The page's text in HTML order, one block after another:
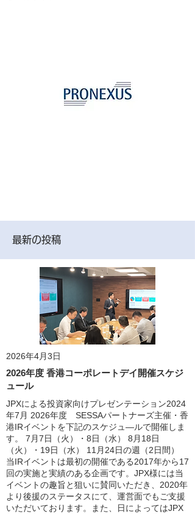
最新の投稿
2026年4月3日
2026年度 香港コーポレートデイ開催スケジ
ュール
JPXによる投資家向けプレゼンテーション2024
年7月 2026年度 SESSAパートナーズ主催・香
港IRイベントを下記のスケジュ―ルで開催しま
す。 7月7日（火）・8日（水） 8月18日
（火）・19日（水） 11月24日の週（2日間）
当IRイベントは最初の開催である2017年から17
回の実施と実績のある企画です。JPX様には当
イベントの趣旨と狙いに賛同いただき、2020年
より後援のステータスにて、運営面でもご支援
いただいております。また、日によってはJPX